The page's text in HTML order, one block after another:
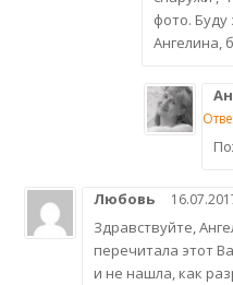
фото. Буду
Ангелина,
Любовь
Здравствуйте,
перечитала этот
и не нашла, как